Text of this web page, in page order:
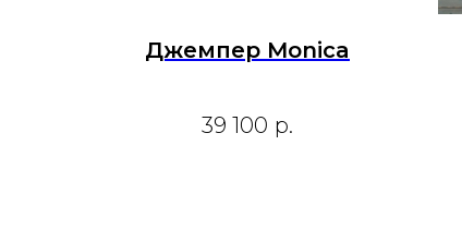
Джемпер Monica
39 100 р.